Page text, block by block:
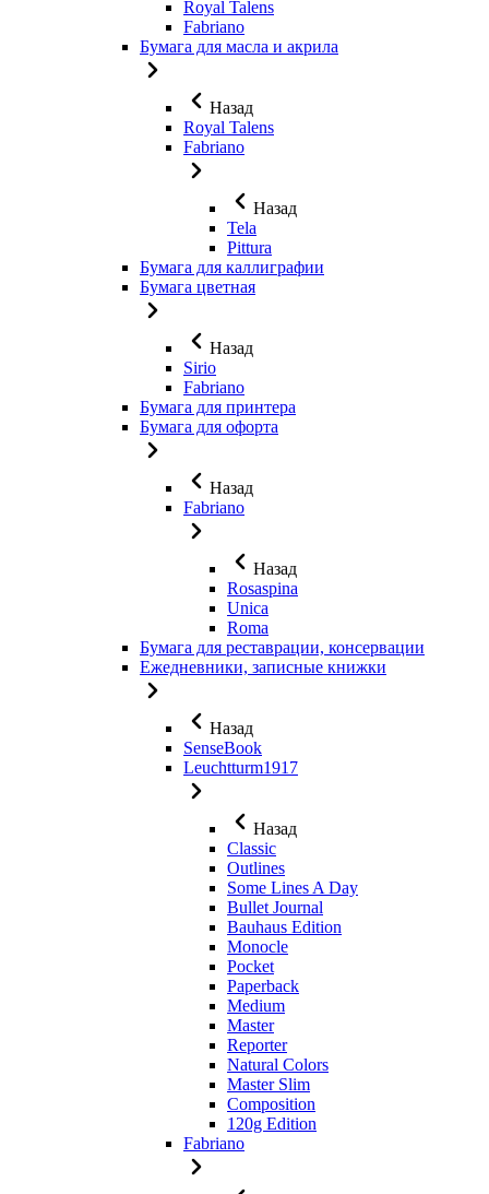
Royal Talens
Fabriano
Бумага для масла и акрила
Назад
Royal Talens
Fabriano
Назад
Tela
Pittura
Бумага для каллиграфии
Бумага цветная
Назад
Sirio
Fabriano
Бумага для принтера
Бумага для офорта
Назад
Fabriano
Назад
Rosaspina
Unica
Roma
Бумага для реставрации, консервации
Ежедневники, записные книжки
Назад
SenseBook
Leuchtturm1917
Назад
Classic
Outlines
Some Lines A Day
Bullet Journal
Bauhaus Edition
Monocle
Pocket
Paperback
Medium
Master
Reporter
Natural Colors
Master Slim
Composition
120g Edition
Fabriano